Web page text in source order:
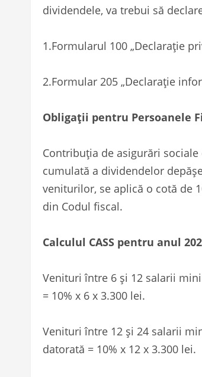
dividendele, va trebui să
1.Formularul 100 „Declarație
2.Formular 205 „Declarație
Obligații pentru Persoanele
Contribuția de asigurări sociale
cumulată a dividendelor
veniturilor, se aplică o cotă de
din Codul fiscal.
Calculul CASS pentru anul
Venituri între 6 și 12 salarii
= 10% x 6 x 3.300 lei.
Venituri între 12 și 24 salarii
datorată = 10% x 12 x 3.300 lei.